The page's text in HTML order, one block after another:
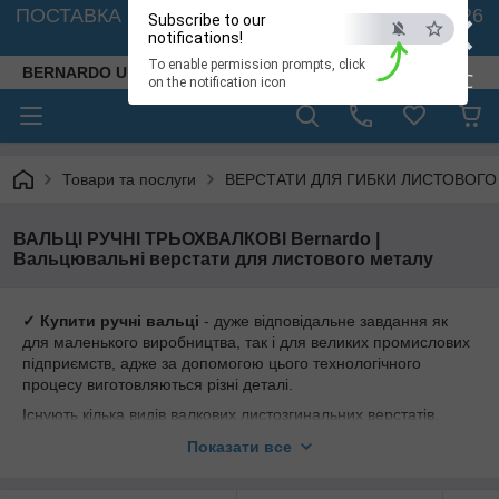
×
ESC
Subscribe to our
notifications!
To enable permission prompts, click
on the notification icon
ПОСТАВКА ВЕРСТАТІВ З АВСТРІЇ - 🚛 26.08. 2026
🚛
BERNARDO UKRAINE
Товари та послуги ВЕРСТАТИ ДЛЯ ГИБКИ ЛИСТОВОГО
ВАЛЬЦІ РУЧНІ ТРЬОХВАЛКОВІ Bernardo |
Вальцювальні верстати для листового металу
✓ Купити ручні вальці - дуже відповідальне завдання як
для маленького виробництва, так і для великих промислових
підприємств, адже за допомогою цього технологічного
процесу виготовляються різні деталі.
Існують кілька видів валкових листозгинальних верстатів.
товщиною до 2х мм. При цьому вальці пересуваються за
Показати все